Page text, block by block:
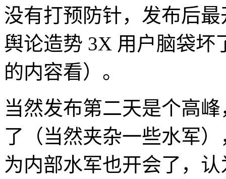
没有打预防针，发布后
舆论造势 3X 用户脑袋坏
的内容看）。
当然发布第二天是个高
了（当然夹杂一些水军
为内部水军也开会了，